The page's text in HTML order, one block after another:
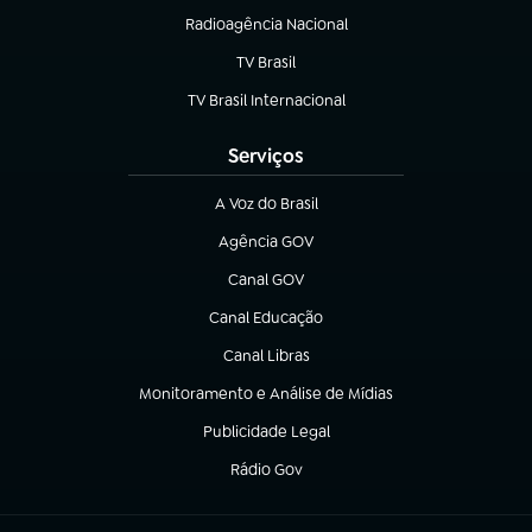
Radioagência Nacional
(abre em nova aba)
TV Brasil
(abre em nova aba)
TV Brasil Internacional
(abre em nova aba)
Serviços
A Voz do Brasil
(abre em nova aba)
Agência GOV
(abre em nova aba)
Canal GOV
(abre em nova aba)
Canal Educação
(abre em nova aba)
Canal Libras
(abre em nova aba)
Monitoramento e Análise de Mídias
(abre em nova aba)
Publicidade Legal
(abre em nova aba)
Rádio Gov
(abre em nova aba)